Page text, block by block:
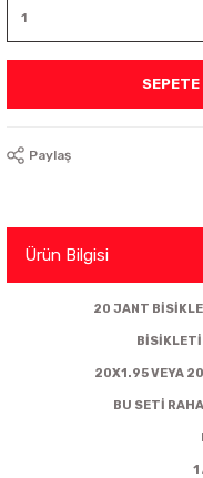
SEPETE
Paylaş
Ürün Bilgisi
20 JANT
20X1.95 VEYA
BU SETİ
1